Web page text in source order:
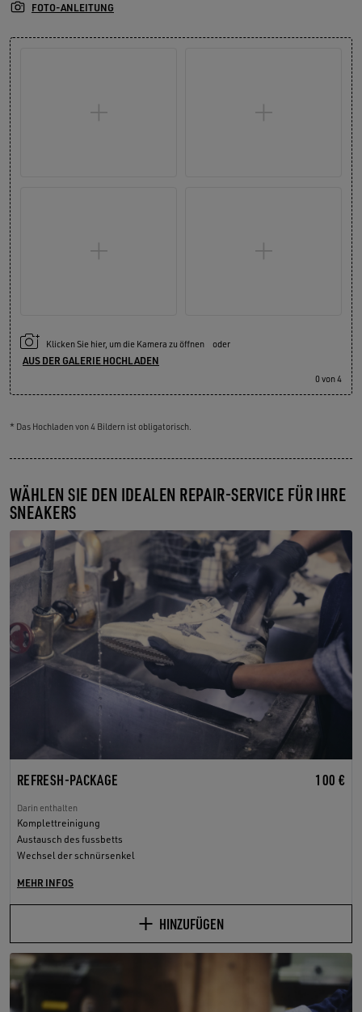
FOTO-ANLEITUNG
Klicken Sie hier, um die Kamera zu öffnen oder
AUS DER GALERIE HOCHLADEN
0 von 4
* Das Hochladen von 4 Bildern ist obligatorisch.
WÄHLEN SIE DEN IDEALEN REPAIR-SERVICE FÜR IHRE
SNEAKERS
REFRESH-PACKAGE 100 €
Darin enthalten
Komplettreinigung
Austausch des fussbetts
Wechsel der schnürsenkel
MEHR INFOS
HINZUFÜGEN